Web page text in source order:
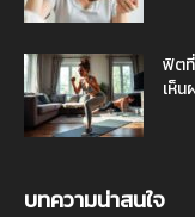
ฟิต
เห็
บทความน่าสนใจ